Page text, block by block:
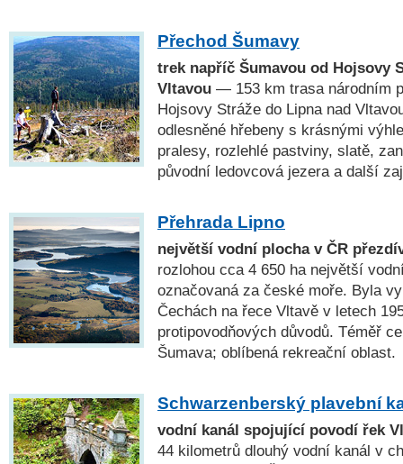
Přechod Šumavy
trek napříč Šumavou od Hojsovy
Vltavou — 153 km trasa národním
Hojsovy Stráže do Lipna nad
odlesněné hřebeny s krásnými
pralesy, rozlehlé pastviny, slatě,
původní ledovcová jezera a další
Přehrada Lipno
největší vodní plocha v ČR
rozlohou cca 4 650 ha největší
označovaná za české moře. Byla
Čechách na řece Vltavě v letech
protipovodňových důvodů. Téměř
Šumava; oblíbená rekreační oblast.
Schwarzenberský plavební
vodní kanál spojující povodí řek
44 kilometrů dlouhý vodní kanál v